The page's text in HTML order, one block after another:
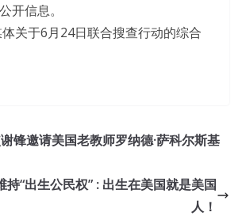
开信息。
关于6月24日联合搜查行动的综合
锋邀请美国老教师罗纳德·萨科尔斯基
持“出生公民权” : 出生在美国就是美国
人！